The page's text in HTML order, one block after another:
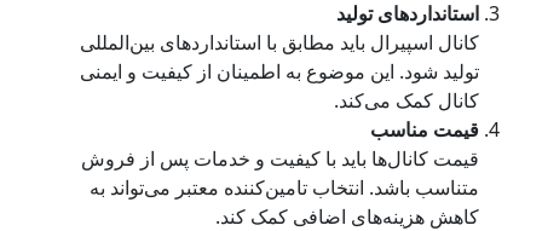
استانداردهای تولید
کانال اسپیرال باید مطابق با استانداردهای بین‌المللی
تولید شود. این موضوع به اطمینان از کیفیت و ایمنی
کانال کمک می‌کند.
قیمت مناسب
قیمت کانال‌ها باید با کیفیت و خدمات پس از فروش
متناسب باشد. انتخاب تامین‌کننده معتبر می‌تواند به
کاهش هزینه‌های اضافی کمک کند.